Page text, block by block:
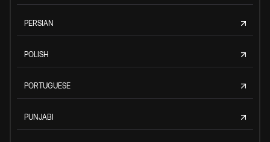
PERSIAN
POLISH
PORTUGUESE
PUNJABI